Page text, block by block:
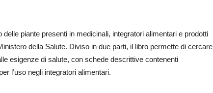
delle piante presenti in medicinali, integratori alimentari e prodotti
della Salute. Diviso in due parti, il libro permette di cercare
esigenze di salute, con schede descrittive contenenti
l’uso negli integratori alimentari.